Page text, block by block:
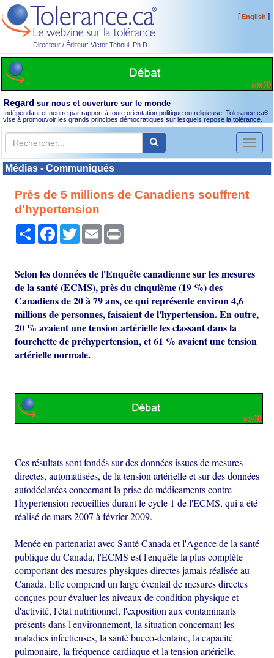
Directeur / Éditeur: Victor Teboul, Ph.D.
[English ]
Regard sur nous et ouverture sur le monde
Indépendant et neutre par rapport à toute orientation politique ou religieuse, Tolerance.ca®
vise à promouvoir les grands principes démocratiques sur lesquels repose la tolérance.
Toggle
Médias - Communiqués
Près de 5 millions de Canadiens souffrent
d'hypertension
PartagerFacebook
TwitterEmail
Selon les données de l'Enquête canadienne sur les mesures
de la santé (ECMS), près du cinquième (19 %) des
Canadiens de 20 à 79 ans, ce qui représente environ 4,6
millions de personnes, faisaient de l'hypertension. En outre,
20 % avaient une tension artérielle les classant dans la
fourchette de préhypertension, et 61 % avaient une tension
artérielle normale.
Ces résultats sont fondés sur des données issues de mesures
directes, automatisées, de la tension artérielle et sur des données
autodéclarées concernant la prise de médicaments contre
l'hypertension recueillies durant le cycle 1 de l'ECMS, qui a été
réalisé de mars 2007 à février 2009.
Menée en partenariat avec Santé Canada et l'Agence de la santé
publique du Canada, l'ECMS est l'enquête la plus complète
comportant des mesures physiques directes jamais réalisée au
Canada. Elle comprend un large éventail de mesures directes
conçues pour évaluer les niveaux de condition physique et
d'activité, l'état nutritionnel, l'exposition aux contaminants
présents dans l'environnement, la situation concernant les
maladies infectieuses, la santé bucco-dentaire, la capacité
pulmonaire, la fréquence cardiaque et la tension artérielle.